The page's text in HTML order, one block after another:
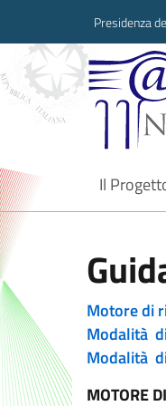
Presidenza
Il
current
Motore di
Modalità
Modalità
MOTORE